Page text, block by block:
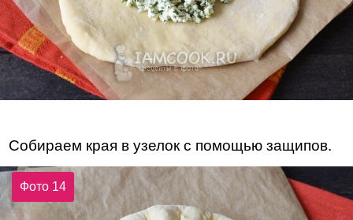
Собираем края в узелок с помощью защипов.
Фото 14